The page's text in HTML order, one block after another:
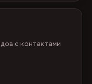
с контактами